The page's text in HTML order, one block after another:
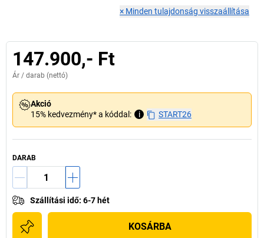
× Minden tulajdonság visszaállítása
147.900,- Ft
Ár / darab (nettó)
Akció
15% kedvezmény* a kóddal:
i START26
DARAB
Szállítási idő: 6-7 hét
KOSÁRBA